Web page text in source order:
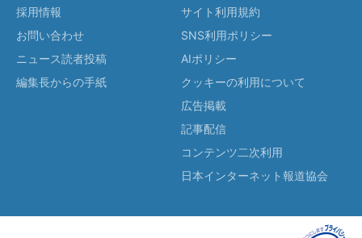
採用情報
お問い合わせ
ニュース読者投稿
編集長からの手紙
サイト利用規約
SNS利用ポリシー
AIポリシー
クッキーの利用について
広告掲載
記事配信
コンテンツ二次利用
日本インターネット報道協会